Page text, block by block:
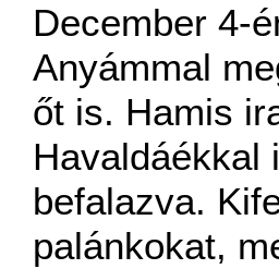
December 4-
Anyámmal
őt is. Hamis
Havaldáékkal
befalazva.
palánkokat,